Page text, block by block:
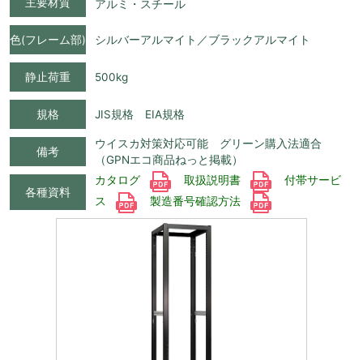
アルミ・スチール
色(フレーム部) シルバーアルマイト／ブラックアルマイト
静止荷重 500kg
規格 JIS規格 EIA規格
備考
ウイスカ対策対応可能 グリーン購入法適合
（GPNエコ商品ねっと掲載）
各種資料
カタログ 取扱説明書
付帯サービ
ス
製造番号確認方法